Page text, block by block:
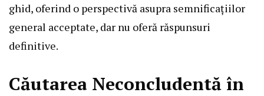
ghid, oferind o perspectivă asupra semnificațiilor
general acceptate, dar nu oferă răspunsuri
definitive.
Căutarea Neconcludentă în